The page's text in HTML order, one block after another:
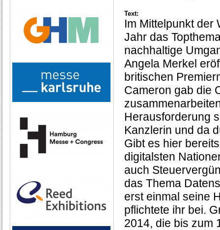
Text:
Im Mittelpunkt der
Jahr das
nachhaltige
Angela Merkel
britischen
Cameron gab die
Herausforderung
Kanzlerin und da
Gibt es hier
digitalsten
auch
das Thema
erst einmal seine
pflichtete ihr bei.
2014, die bis zum